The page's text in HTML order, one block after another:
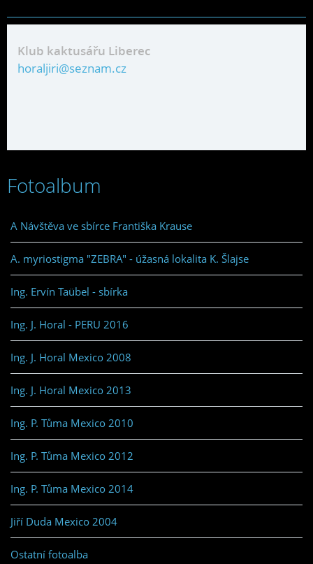
Klub kaktusářu Liberec
horaljiri@seznam.cz
Fotoalbum
A Návštěva ve sbírce Františka Krause
A. myriostigma "ZEBRA" - úžasná lokalita K. Šlajse
Ing. Ervín Taübel - sbírka
Ing. J. Horal - PERU 2016
Ing. J. Horal Mexico 2008
Ing. J. Horal Mexico 2013
Ing. P. Tůma Mexico 2010
Ing. P. Tůma Mexico 2012
Ing. P. Tůma Mexico 2014
Jiří Duda Mexico 2004
Ostatní fotoalba